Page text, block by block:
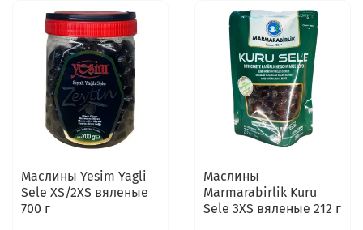
Маслины Yesim Yagli
Sele XS/2XS вяленые
700 г
Маслины
Marmarabirlik Kuru
Sele 3XS вяленые 212 г